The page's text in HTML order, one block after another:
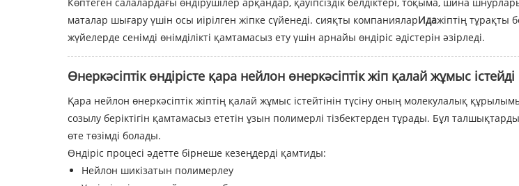
маталар шығару үшін осы иірілген жіпке сүйенеді. сияқты компанияларИдажіптің тұрақты
жүйелерде сенімді өнімділікті қамтамасыз ету үшін арнайы өндіріс әдістерін әзірледі.
Өнеркәсіптік өндірісте қара нейлон өнеркәсіптік жіп қалай жұмыс істейді
Қара нейлон өнеркәсіптік жіптің қалай жұмыс істейтінін түсіну оның молекулалық
созылу беріктігін қамтамасыз ететін ұзын полимерлі тізбектерден тұрады. Бұл
өте төзімді болады.
Өндіріс процесі әдетте бірнеше кезеңдерді қамтиды:
Нейлон шикізатын полимерлеу